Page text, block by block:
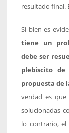
resultado final.
Si bien es
tiene un
debe ser
plebiscito
propuesta de
verdad es
solucionadas
lo contrario, el